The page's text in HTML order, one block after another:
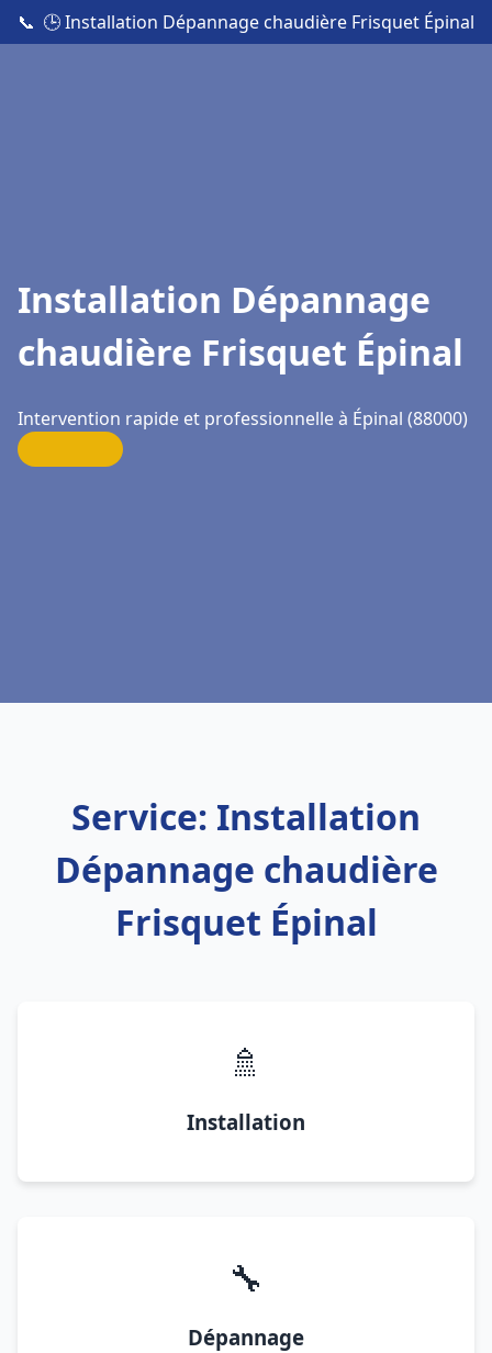
📞 🕒 Installation Dépannage chaudière Frisquet Épinal
Installation Dépannage
chaudière Frisquet Épinal
Intervention rapide et professionnelle à Épinal (88000)
Service: Installation
Dépannage chaudière
Frisquet Épinal
🚿
Installation
🔧
Dépannage